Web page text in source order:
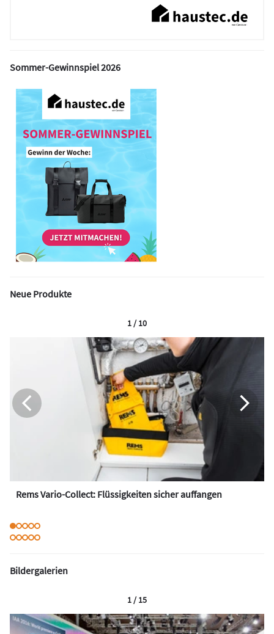
Sommer-Gewinnspiel 2026
Neue Produkte
Rems Vario-Collect: Flüssigkeiten sicher auffangen
1 / 10
Bildergalerien
1 / 15